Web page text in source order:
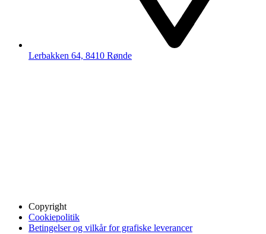
Lerbakken 64, 8410 Rønde
Copyright
Cookiepolitik
Betingelser og vilkår for grafiske leverancer